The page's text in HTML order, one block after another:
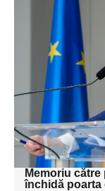
textul
textul
textul
Memoriu
închidă poarta